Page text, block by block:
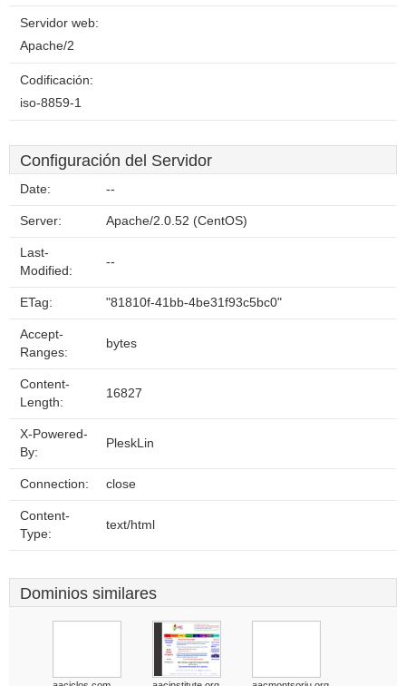
Servidor web:
Apache/2
Codificación:
iso-8859-1
Configuración del Servidor
Date: --
Server: Apache/2.0.52 (CentOS)
Last-
Modified:
--
ETag: "81810f-41bb-4be31f93c5bc0"
Accept-
Ranges:
bytes
Content-
Length:
16827
X-Powered-
By:
PleskLin
Connection: close
Content-
Type:
text/html
Dominios similares